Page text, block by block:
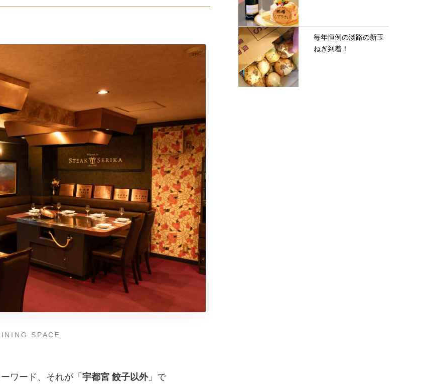
SPACE
ワード、それが「 宇都宮 餃子以外」で
毎年恒例の淡路の新玉
ねぎ到着！